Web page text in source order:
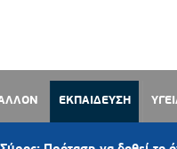
ΕΚΠΑΙΔΕΥΣΗ